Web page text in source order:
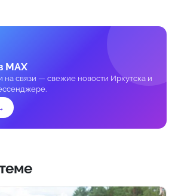
MAX
на связи — свежие новости Иркутска и